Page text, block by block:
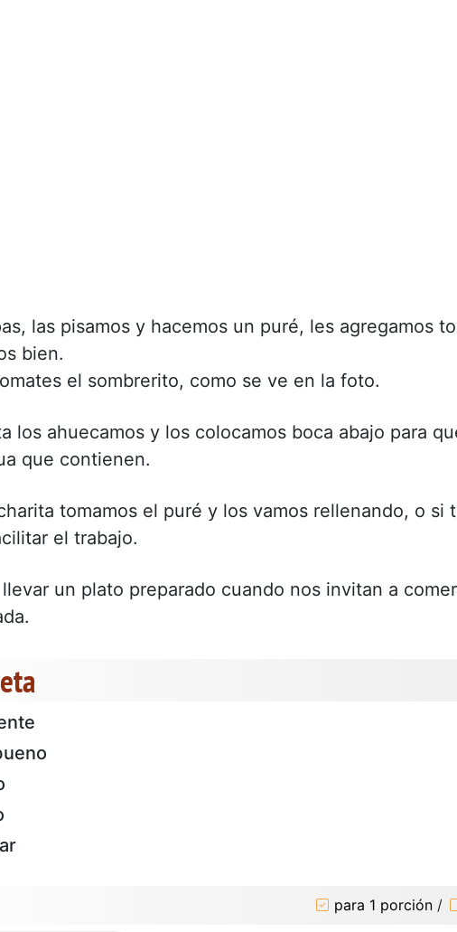
las pisamos y hacemos un puré, les agregamos
bien.
el sombrerito, como se ve en la foto.
los ahuecamos y los colocamos boca abajo para
que contienen.
tomamos el puré y los vamos rellenando, o si
el trabajo.
un plato preparado cuando nos invitan a
para 1 porción /